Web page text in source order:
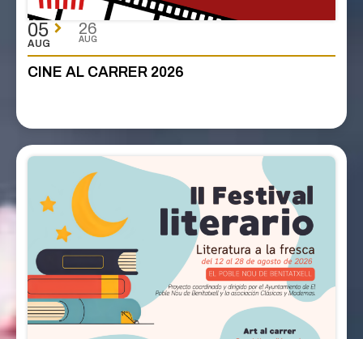
05
AUG
26
AUG
CINE AL CARRER 2026